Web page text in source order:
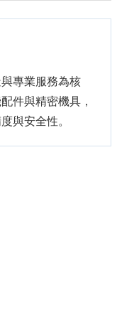
專業服務為核
件與精密機具，
與安全性。